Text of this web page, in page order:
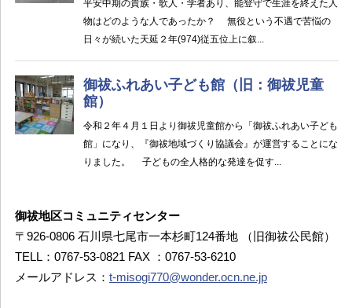
御祓地区コミュニティセンター
〒926-0806 石川県七尾市一本杉町124番地 （旧御祓公民館）
TELL：0767-53-0821 FAX ：0767-53-6210
メールアドレス： t-misogi770@wonder.ocn.ne.jp